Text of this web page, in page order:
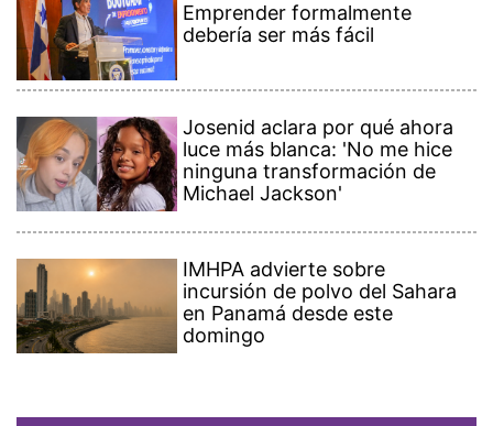
Emprender formalmente
debería ser más fácil
Josenid aclara por qué ahora
luce más blanca: 'No me hice
ninguna transformación de
Michael Jackson'
IMHPA advierte sobre
incursión de polvo del Sahara
en Panamá desde este
domingo